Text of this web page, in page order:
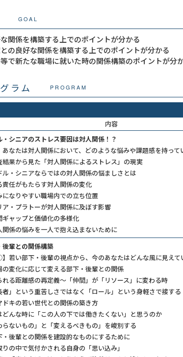
GOAL
関係を構築する上でのポイントが分かる
の良好な関係を構築する上でのポイントが分かる
で新たな職場に就いた時の関係構築のポイントが分
ラム PROGRAM
内容
・シニアのストレス要因は対人関係！？
あなたは対人関係において、どのような悩みや課題感を持って
結果から見た「対人関係によるストレス」の現実
ル・シニアならではの対人関係の悩ましさとは
任がもたらす対人関係の変化
なりやすい職場内での立ち位置
・プラトーが対人関係に及ぼす影響
ャップと価値化の多様化
関係の悩みを一人で抱え込まないために
後輩との関係構築
】若い部下・後輩の視点から、今のあなたはどんな風に見えて
の変化に応じて変える部下・後輩との関係
る距離感の再定義～「仲間」が「リソース」に変わる時
」という重苦しさではなく「ロール」という身軽さで接する
ドキの若い世代との関係の築き方
んな時に「この人の下では働きたくない」と思うのか
ないもの」と「変えるべきもの」を峻別する
・後輩との関係を建設的なものにするために
の中で気付かされる自身の「思い込み」